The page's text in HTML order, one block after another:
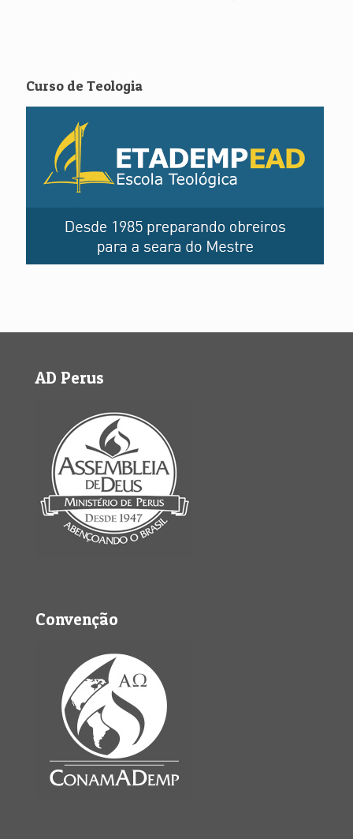
Curso de Teologia
AD Perus
Convenção